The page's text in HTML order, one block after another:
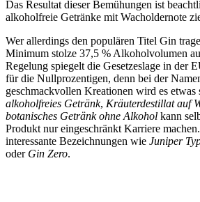
Das Resultat dieser Bemühungen ist
alkoholfreie Getränke mit Wacholdernote
Wer allerdings den populären Titel Gin
Minimum stolze 37,5 % Alkoholvolumen
Regelung spiegelt die Gesetzeslage in der
für die Nullprozentigen, denn bei der
geschmackvollen Kreationen wird es etwas
alkoholfreies Getränk, Kräuterdestillat auf
botanisches Getränk ohne Alkohol kann
Produkt nur eingeschränkt Karriere
interessante Bezeichnungen wie Juniper
oder Gin Zero.